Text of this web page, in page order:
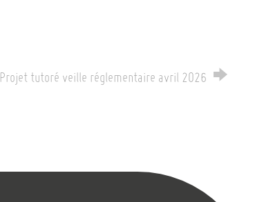
Projet tutoré veille réglementaire avril 2026